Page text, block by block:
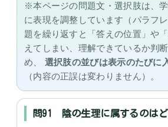
※本ページの問題文・選択肢は、
に表現を調整しています（パラフレ
題を繰り返すと「答えの位置」や
えてしまい、理解できているか判
め、
選択肢の並びは表示のたびに
（内容の正誤は変わりません）。
問91 陰の生理に属するのはど